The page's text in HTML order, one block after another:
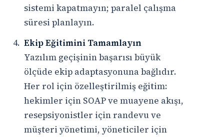
sistemi kapatmayın; paralel çalışma
süresi planlayın.
Ekip Eğitimini Tamamlayın
Yazılım geçişinin başarısı büyük
ölçüde ekip adaptasyonuna bağlıdır.
Her rol için özelleştirilmiş eğitim:
hekimler için SOAP ve muayene akışı,
resepsiyonistler için randevu ve
müşteri yönetimi, yöneticiler için